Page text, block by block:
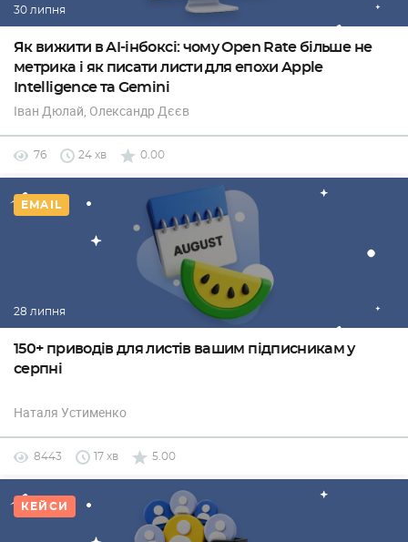
30 липня
Як вижити в AI-інбоксі: чому Open Rate більше не
метрика і як писати листи для епохи Apple
Intelligence та Gemini
Іван Дюлай, Олександр Дєєв
76 24 хв 0.00
EMAIL
28 липня
150+ приводів для листів вашим підписникам у
серпні
Наталя Устименко
8443 17 хв 5.00
КЕЙСИ